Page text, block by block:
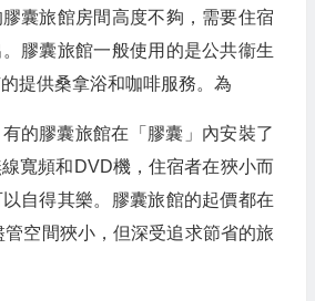
囊旅館房間高度不夠，需要住宿
膠囊旅館一般使用的是公共衞生
提供桑拿浴和咖啡服務。為
的膠囊旅館在「膠囊」內安裝了
寬頻和DVD機，住宿者在狹小而
自得其樂。膠囊旅館的起價都在
空間狹小，但深受追求節省的旅